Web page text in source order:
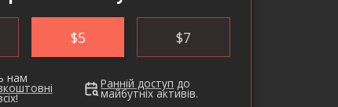
$5 $7
нам Ранній доступ до
майбутніх активів.